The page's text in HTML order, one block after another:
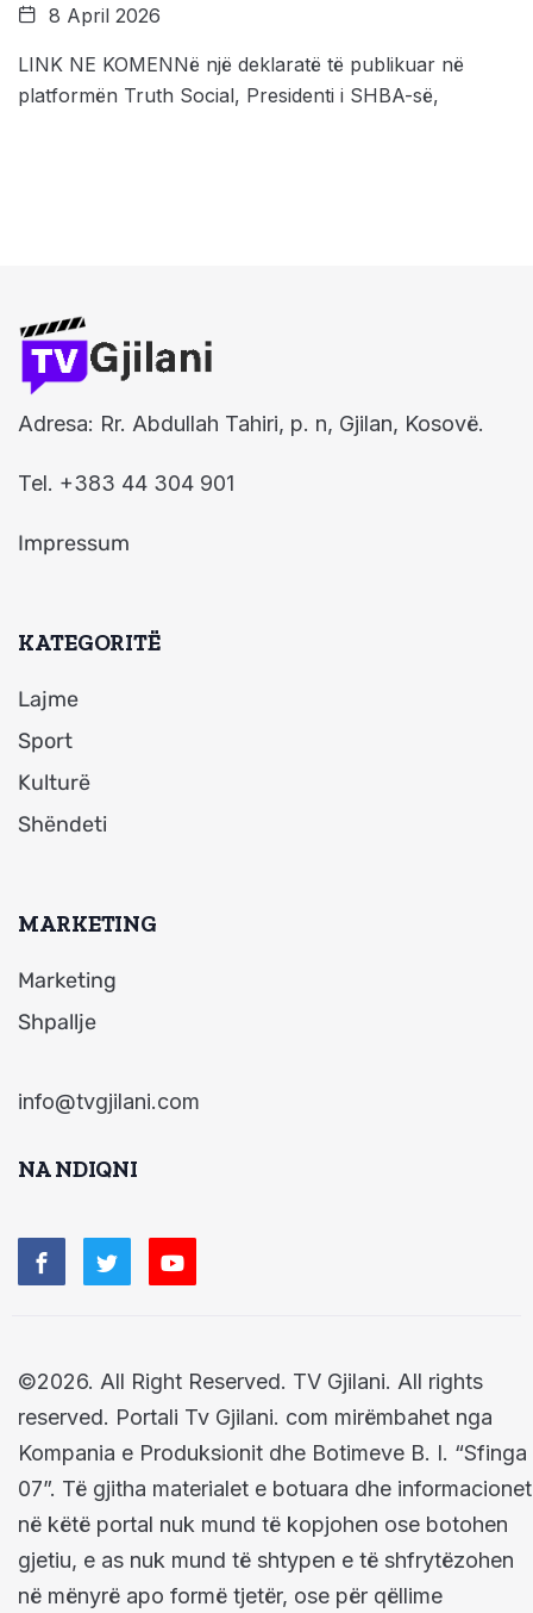
8 April 2026
LINK NE KOMENNë një deklaratë të publikuar në
platformën Truth Social, Presidenti i SHBA-së,
Adresa: Rr. Abdullah Tahiri, p. n, Gjilan, Kosovë.
Tel. +383 44 304 901
Impressum
KATEGORITË
Lajme
Sport
Kulturë
Shëndeti
MARKETING
Marketing
Shpallje
info@tvgjilani.com
NA NDIQNI
©2026. All Right Reserved. TV Gjilani. All rights
reserved. Portali Tv Gjilani. com mirëmbahet nga
Kompania e Produksionit dhe Botimeve B. I. “Sfinga
07”. Të gjitha materialet e botuara dhe informacionet
në këtë portal nuk mund të kopjohen ose botohen
gjetiu, e as nuk mund të shtypen e të shfrytëzohen
në mënyrë apo formë tjetër, ose për qëllime